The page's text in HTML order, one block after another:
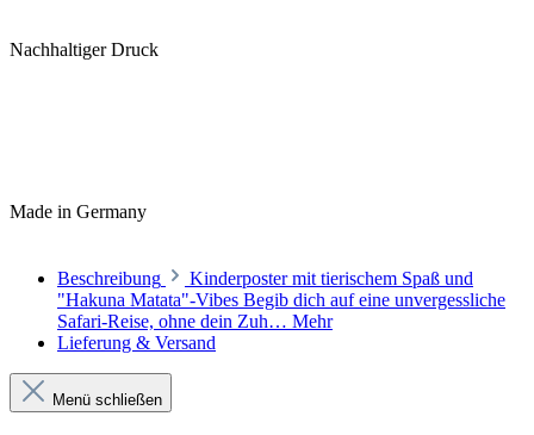
Nachhaltiger Druck
Made in Germany
Beschreibung
Kinderposter mit tierischem Spaß und
"Hakuna Matata"-Vibes Begib dich auf eine unvergessliche
Safari-Reise, ohne dein Zuh… Mehr
Lieferung & Versand
Menü schließen